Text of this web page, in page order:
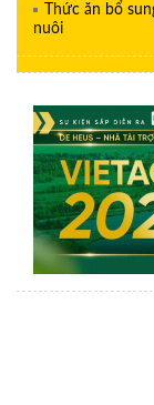
Thức ăn bổ
nuôi